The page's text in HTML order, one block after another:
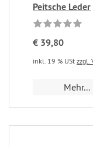
Peitsche Leder
€ 39,80
inkl. 19 % USt zzgl.
Mehr...